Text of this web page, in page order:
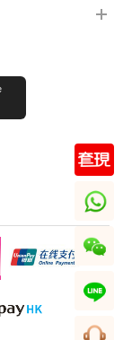
whatsapp